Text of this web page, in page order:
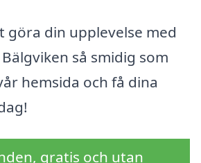
göra din upplevelse med
så smidig som
hemsida och få dina
gratis och utan